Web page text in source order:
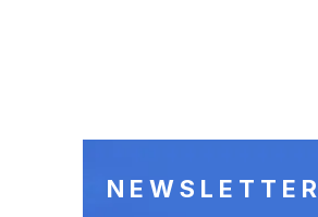
NEWSLETTER